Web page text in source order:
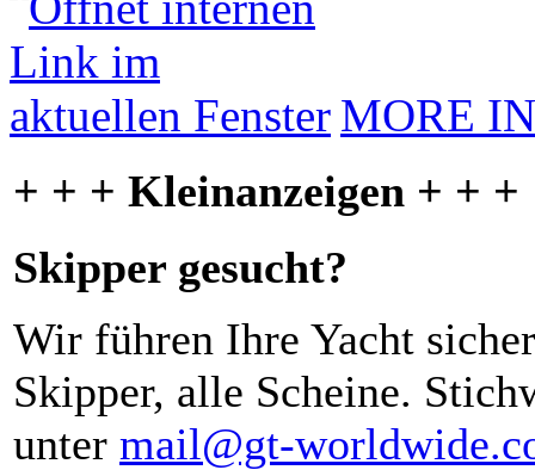
MORE
+ + + Kleinanzeigen + + +
Skipper gesucht?
Wir führen Ihre Yacht
Skipper, alle Scheine.
unter mail@gt-